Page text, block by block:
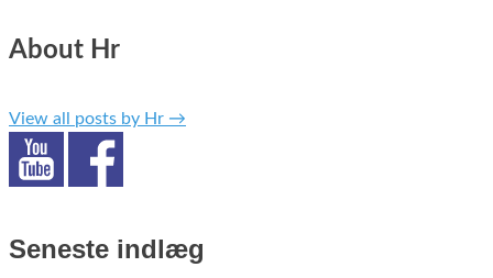
About Hr
View all posts by Hr →
Seneste indlæg